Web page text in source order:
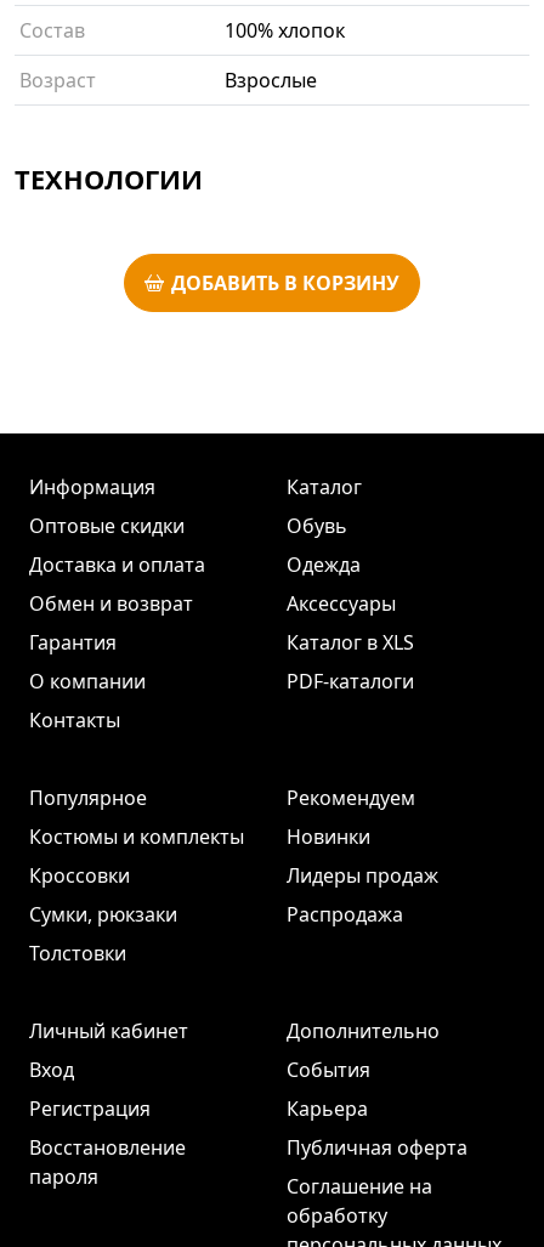
Состав
100% хлопок
Возраст
Взрослые
ТЕХНОЛОГИИ
ДОБАВИТЬ В КОРЗИНУ
Информация
Оптовые скидки
Доставка и оплата
Обмен и возврат
Гарантия
О компании
Контакты
Каталог
Обувь
Одежда
Аксессуары
Каталог в XLS
PDF-каталоги
Популярное
Костюмы и комплекты
Кроссовки
Сумки, рюкзаки
Толстовки
Рекомендуем
Новинки
Лидеры продаж
Распродажа
Личный кабинет
Вход
Регистрация
Восстановление
пароля
Дополнительно
События
Карьера
Публичная оферта
Соглашение на
обработку